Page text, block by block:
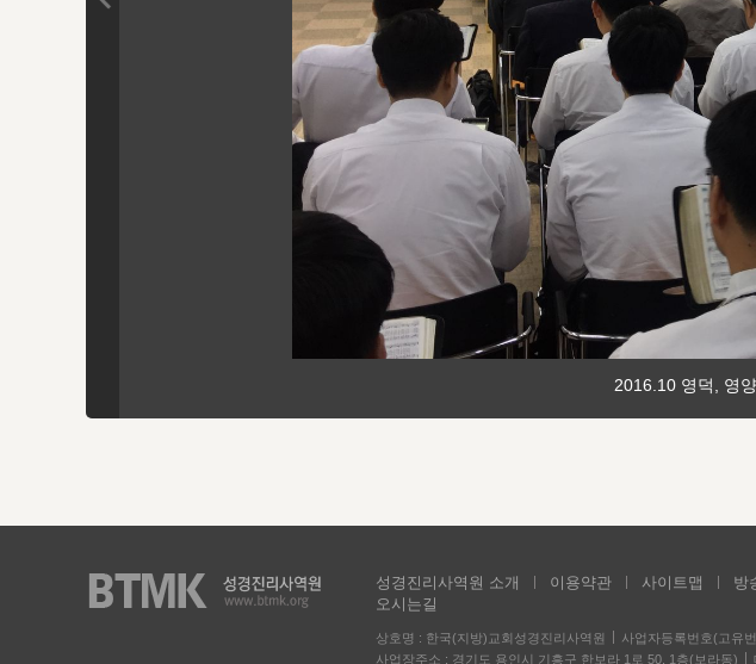
2016.10 영덕, 영
성경진리사역원 소개 이용약관 사이트맵 방
오시는길
상호명 : 한국(지방)교회성경진리사역원 사업자등록번호(고유
사업장주소 : 경기도 용인시 기흥구 한보라 1로 50, 1층(보라동)